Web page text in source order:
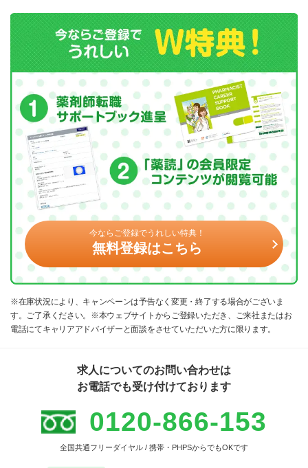
今ならご登録でうれしい特典！
無料登録はこちら
※在庫状況により、キャンペーンは予告なく変更・終了する場合がございま
す。ご了承ください。※本ウェブサイトからご登録いただき、ご来社またはお
電話にてキャリアアドバイザーと面談をさせていただいた方に限ります。
求人についてのお問い合わせは
お電話でも受け付けております
0120-866-153
全国共通フリーダイヤル / 携帯・PHPSからでもOKです